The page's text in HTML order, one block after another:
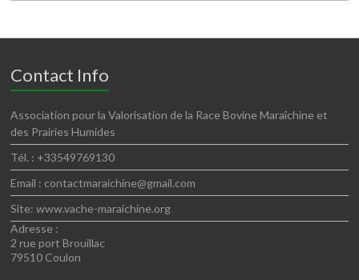
Contact Info
Association pour la Valorisation de la Race Bovine Maraîchine et
des Prairies Humides
Tél. : +33549769130
Email : contactmaraichine@gmail.com
Site: www.vache-maraichine.org
Adresse :
2 rue port Brouillac
79510 Coulon